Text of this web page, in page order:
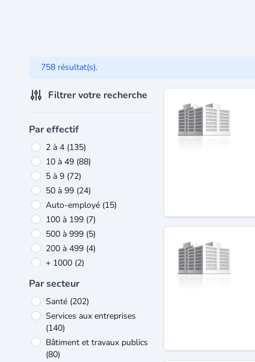
758 résultat(s).
Filtrer votre recherche
Par effectif
2 à 4 (135)
10 à 49 (88)
5 à 9 (72)
50 à 99 (24)
Auto-employé (15)
100 à 199 (7)
500 à 999 (5)
200 à 499 (4)
+ 1000 (2)
Par secteur
Santé (202)
Services aux entreprises
(140)
Bâtiment et travaux publics
(80)